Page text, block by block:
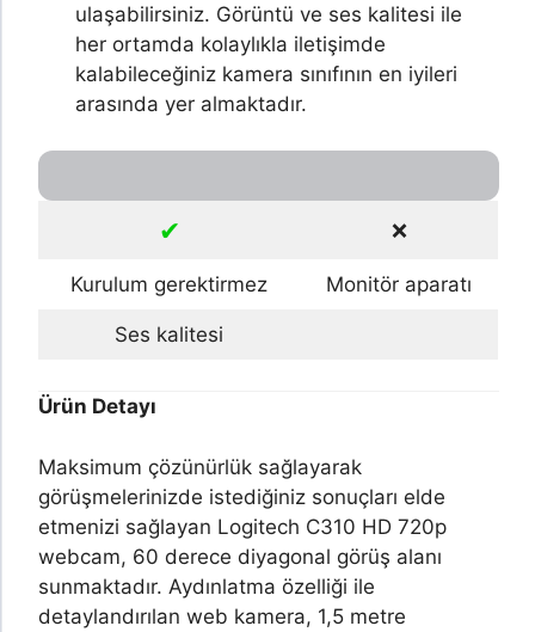
ulaşabilirsiniz. Görüntü ve ses kalitesi ile
her ortamda kolaylıkla iletişimde
kalabileceğiniz kamera sınıfının en iyileri
arasında yer almaktadır.
✔ ❌
Kurulum gerektirmez Monitör aparatı
Ses kalitesi
Ürün Detayı
Maksimum çözünürlük sağlayarak
görüşmelerinizde istediğiniz sonuçları elde
etmenizi sağlayan Logitech C310 HD 720p
webcam, 60 derece diyagonal görüş alanı
sunmaktadır. Aydınlatma özelliği ile
detaylandırılan web kamera, 1,5 metre